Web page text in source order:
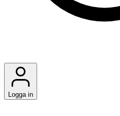
Logga in